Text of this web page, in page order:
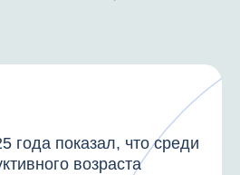
года показал, что среди
возраста